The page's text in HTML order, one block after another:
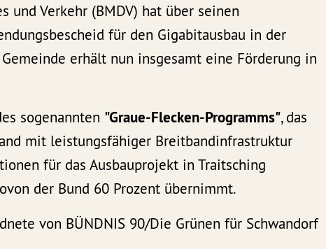
Verkehr (BMDV) hat über seinen
für den Gigabitausbau in der
erhält nun insgesamt eine Förderung in
sogenannten "Graue-Flecken-Programms", das
mit leistungsfähiger Breitbandinfrastruktur
für das Ausbauprojekt in Traitsching
der Bund 60 Prozent übernimmt.
von BÜNDNIS 90/Die Grünen für Schwandorf